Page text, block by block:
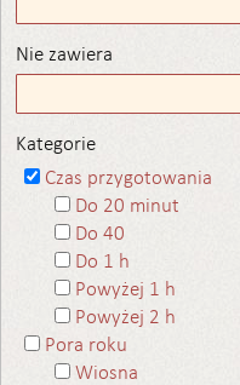
Nie zawiera
Kategorie
Czas przygotowania
Do 20 minut
Do 40
Do 1 h
Powyżej 1 h
Powyżej 2 h
Pora roku
Wiosna